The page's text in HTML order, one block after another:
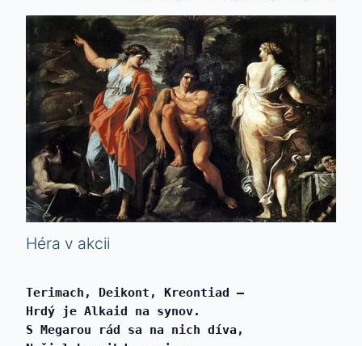
Héra v akcii
Terimach, Deikont, Kreontiad –
Hrdý je Alkaid na synov.
S Megarou rád sa na nich díva,